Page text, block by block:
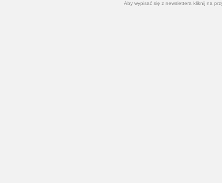
Aby wypisać się z newslettera kliknij na